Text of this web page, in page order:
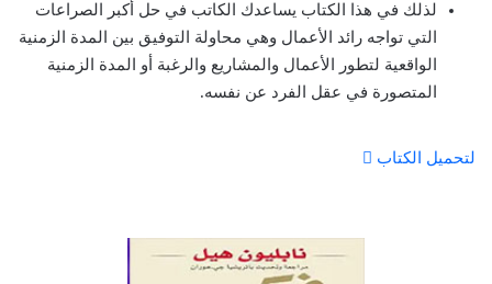
لذلك في هذا الكتاب يساعدك الكاتب في حل أكبر الصراعات
التي تواجه رائد الأعمال وهي محاولة التوفيق بين المدة الزمنية
الواقعية لتطور الأعمال والمشاريع والرغبة أو المدة الزمنية
المتصورة في عقل الفرد عن نفسه.
لتحميل الكتاب